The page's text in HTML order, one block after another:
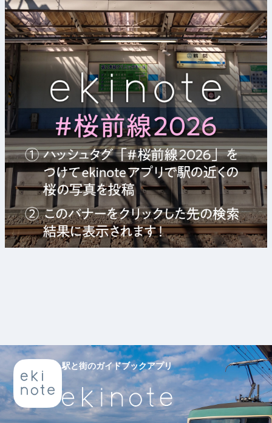
駅と街のガイドブックアプリ